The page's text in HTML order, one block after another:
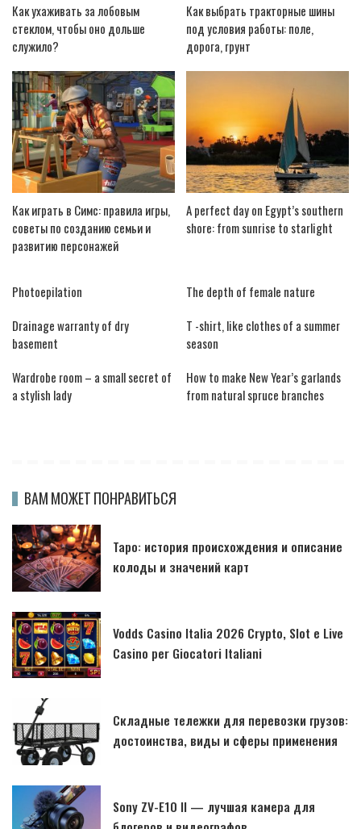
Как ухаживать за лобовым
стеклом, чтобы оно дольше
служило?
Как выбрать тракторные шины
под условия работы: поле,
дорога, грунт
Как играть в Симс: правила игры,
советы по созданию семьи и
развитию персонажей
A perfect day on Egypt’s southern
shore: from sunrise to starlight
Photoepilation
The depth of female nature
Drainage warranty of dry
basement
T -shirt, like clothes of a summer
season
Wardrobe room – a small secret of
a stylish lady
How to make New Year’s garlands
from natural spruce branches
ВАМ МОЖЕТ ПОНРАВИТЬСЯ
Таро: история происхождения и описание
колоды и значений карт
Vodds Casino Italia 2026 Crypto, Slot e Live
Casino per Giocatori Italiani
Складные тележки для перевозки грузов:
достоинства, виды и сферы применения
Sony ZV-E10 II — лучшая камера для